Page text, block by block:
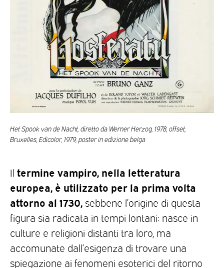
Het Spook van de Nacht, diretto da Werner Herzog, 1978, offset,
Bruxelles, Edicolor, 1979, poster in edizione belga
Il termine vampiro, nella letteratura
europea, è utilizzato per la prima volta
attorno al 1730,sebbene l’origine di questa
figura sia radicata in tempi lontani: nasce in
culture e religioni distanti tra loro, ma
accomunate dall’esigenza di trovare una
spiegazione ai fenomeni esoterici del ritorno